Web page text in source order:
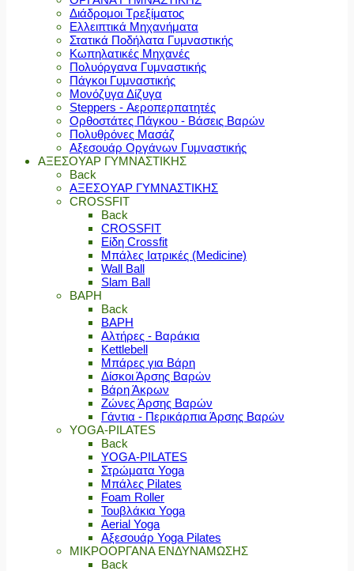
Διάδρομοι Τρεξίματος
Ελλειπτικά Μηχανήματα
Στατικά Ποδήλατα Γυμναστικής
Κωπηλατικές Μηχανές
Πολυόργανα Γυμναστικής
Πάγκοι Γυμναστικής
Μονόζυγα Δίζυγα
Steppers - Αεροπερπατητές
Ορθοστάτες Πάγκου - Βάσεις Βαρών
Πολυθρόνες Μασάζ
Αξεσουάρ Οργάνων Γυμναστικής
ΑΞΕΣΟΥΑΡ ΓΥΜΝΑΣΤΙΚΗΣ
Back
ΑΞΕΣΟΥΑΡ ΓΥΜΝΑΣΤΙΚΗΣ
CROSSFIT
Back
CROSSFIT
Είδη Crossfit
Μπάλες Ιατρικές (Medicine)
Wall Ball
Slam Ball
ΒΑΡΗ
Back
ΒΑΡΗ
Αλτήρες - Βαράκια
Kettlebell
Μπάρες για Βάρη
Δίσκοι Άρσης Βαρών
Βάρη Άκρων
Ζώνες Άρσης Βαρών
Γάντια - Περικάρπια Άρσης Βαρών
YOGA-PILATES
Back
YOGA-PILATES
Στρώματα Yoga
Μπάλες Pilates
Foam Roller
Τουβλάκια Yoga
Aerial Yoga
Αξεσουάρ Yoga Pilates
ΜΙΚΡΟΟΡΓΑΝΑ ΕΝΔΥΝΑΜΩΣΗΣ
Back